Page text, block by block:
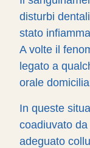
disturbi
stato
A volte il
legato a
orale
In queste
coadiuvato da
adeguato